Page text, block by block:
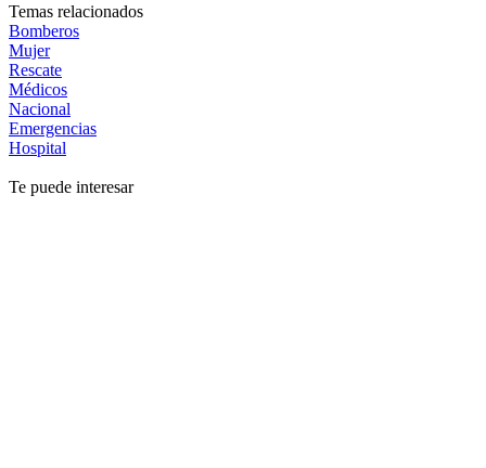
Temas relacionados
Bomberos
Mujer
Rescate
Médicos
Nacional
Emergencias
Hospital
Te puede interesar